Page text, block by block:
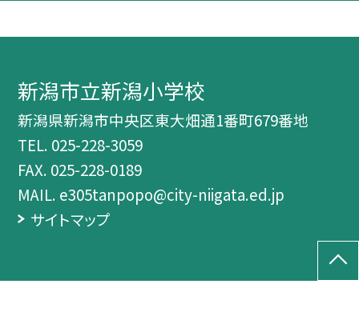
新潟市立新潟小学校
新潟県新潟市中央区東大畑通1番町679番地
TEL. 025-228-3059
FAX. 025-228-0189
MAIL. e305tanpopo@city-niigata.ed.jp
サイトマップ